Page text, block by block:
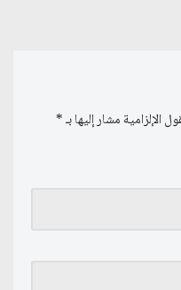
الإلزامية مشار إليها بـ*